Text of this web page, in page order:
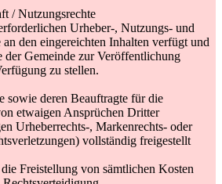
/ Nutzungsrechte
Urheber-, Nutzungs- und
den eingereichten Inhalten verfügt und
der Gemeinde zur Veröffentlichung
zu stellen.
sowie deren Beauftragte für die
etwaigen Ansprüchen Dritter
Urheberrechts-, Markenrechts- oder
vollständig freigestellt
Freistellung von sämtlichen Kosten